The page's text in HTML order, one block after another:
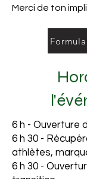
Merci de ton
​6 h - Ouverture
6 h 30 -
athlètes,
6 h 30 -